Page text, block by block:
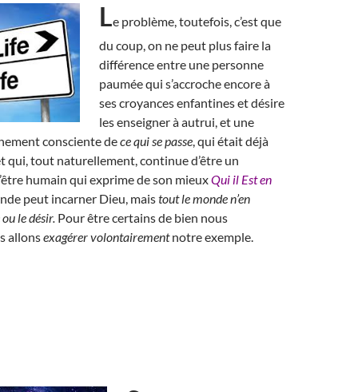
Le problème, toutefois, c’est que
du coup, on ne peut plus faire la
différence entre une personne
paumée qui s’accroche encore à
ses croyances enfantines et désire
les enseigner à autrui, et une
consciente dece qui se passe, qui était déjà
qui, tout naturellement, continue d’être un
humain qui exprime de son mieuxQui il Est en
peut incarner Dieu, maistout le monde n’en
le désir. Pour être certains de bien nous
allonsexagérer volontairementnotre exemple.